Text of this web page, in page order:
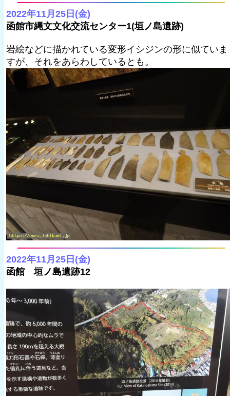
2022年11月25日(金)
函館市縄文文化交流センター1(垣ノ島遺跡)
岩絵などに描かれている変形イシジンの形に似ていま
すが、それをあらわしているとも。
2022年11月25日(金)
函館 垣ノ島遺跡12